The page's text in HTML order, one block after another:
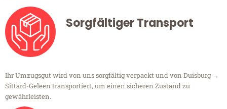
Sorgfältiger Transport
Ihr Umzugsgut wird von uns sorgfältig verpackt und von Duisburg →
Sittard-Geleen transportiert, um einen sicheren Zustand zu
gewährleisten.